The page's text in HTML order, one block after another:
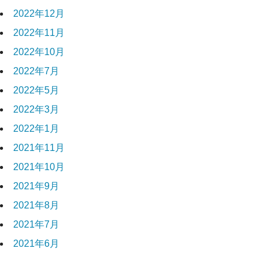
2022年12月
2022年11月
2022年10月
2022年7月
2022年5月
2022年3月
2022年1月
2021年11月
2021年10月
2021年9月
2021年8月
2021年7月
2021年6月